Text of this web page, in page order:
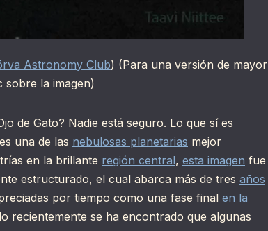
Astronomy Club) (Para una versión de mayor
sobre la imagen)
de Gato? Nadie está seguro. Lo que sí es
una de las nebulosas planetarias mejor
en la brillante región central, esta imagen fue
estructurado, el cual abarca más de tres años
por tiempo como una fase final en la
recientemente se ha encontrado que algunas